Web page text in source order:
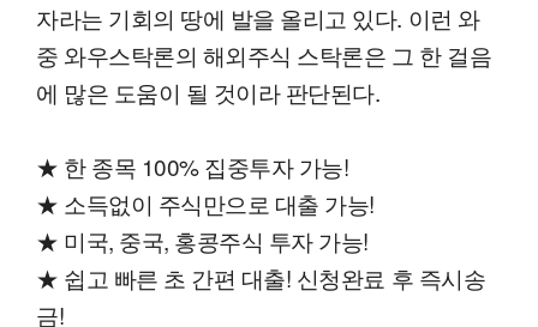
자라는 기회의 땅에 발을 올리고 있다. 이런 와
중 와우스탁론의 해외주식 스탁론은 그 한 걸음
에 많은 도움이 될 것이라 판단된다.
★ 한 종목 100% 집중투자 가능!
★ 소득없이 주식만으로 대출 가능!
★ 미국, 중국, 홍콩주식 투자 가능!
★ 쉽고 빠른 초 간편 대출! 신청완료 후 즉시송
금!